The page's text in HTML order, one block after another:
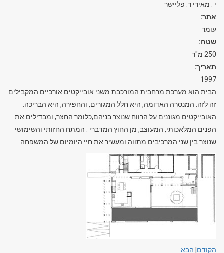
י . מאירי ר. פליישר
אתר:
עומר
שטח:
250 מ"ר
תאריך:
1997
הבית הוא מערכת מרחבית המורכבת משני אובייקטים אורכיים המקבילים
זה לזה. המנסרה האדומה, היא חלל המגורים, והחפירה, היא הבריכה.
האובייקטים מגוננים על הרווח שנוצר בניהם,כלומר החצר, ומבדילים את
הפנים המלאכותי, המעוצב, מן החוץ המדברי . המתח החזותי והשימושי
שנוצר בין שני המרכיבים מתווה ומעשיר את חיי היומיום של המשפחה
הקודם הבא